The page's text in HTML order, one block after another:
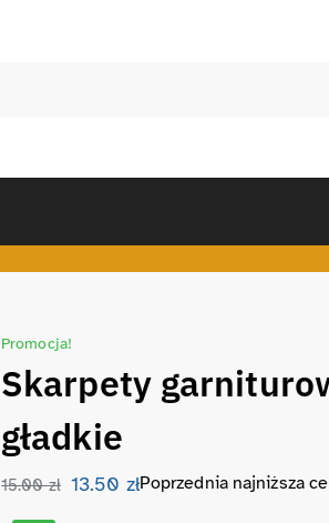
Promocja!
Skarpety
gładkie
15.00zł 13.50 złPoprzednia najniższa